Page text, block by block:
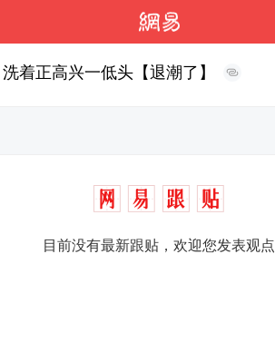
着正高兴一低头【退潮了】
目前没有最新跟贴，欢迎您发表观点